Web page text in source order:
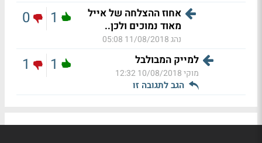
אחוז ההצלחה של אייל
מאוד נמוכים ולכן..
נהג11/08/2018 05:08
1
0
למייק המבולבל
מוקי10/08/2018 12:32
הגב לתגובה זו
1
1